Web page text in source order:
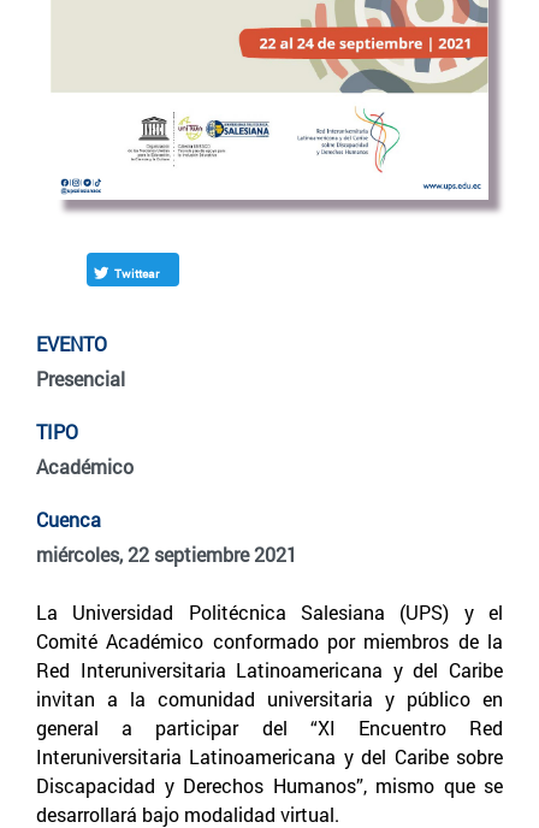
Twittear
EVENTO
Presencial
TIPO
Académico
Cuenca
miércoles, 22 septiembre 2021
La Universidad Politécnica Salesiana (UPS) y el
Comité Académico conformado por miembros de la
Red Interuniversitaria Latinoamericana y del Caribe
invitan a la comunidad universitaria y público en
general a participar del “XI Encuentro Red
Interuniversitaria Latinoamericana y del Caribe sobre
Discapacidad y Derechos Humanos”, mismo que se
desarrollará bajo modalidad virtual.